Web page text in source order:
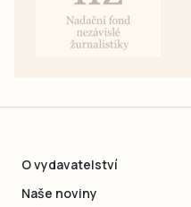
O vydavatelství
Naše noviny